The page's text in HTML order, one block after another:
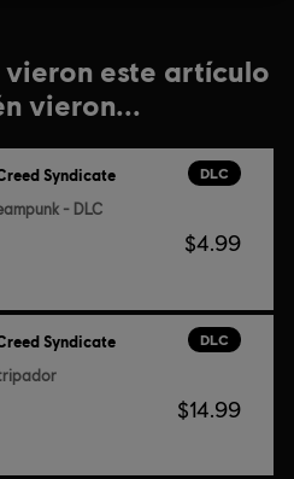
vieron este artículo
vieron...
DLC
Syndicate
- DLC
$4.99
DLC
Syndicate
$14.99